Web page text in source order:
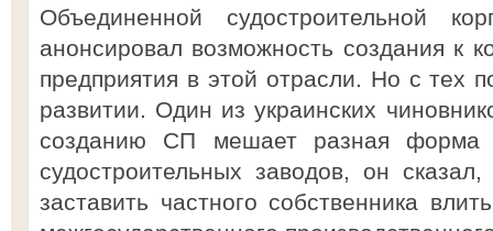
Объединенной судостроительной
анонсировал возможность создания к
предприятия в этой отрасли. Но с тех
развитии. Один из украинских
созданию СП мешает разная форма
судостроительных заводов, он
заставить частного собственника